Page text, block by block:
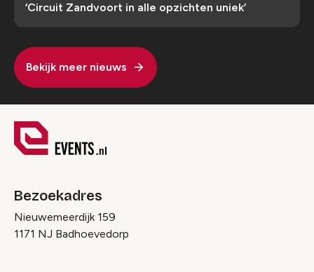
‘Circuit Zandvoort in alle opzichten uniek’
Bekijk meer nieuws
Bezoekadres
Nieuwemeerdijk 159
1171 NJ Badhoevedorp